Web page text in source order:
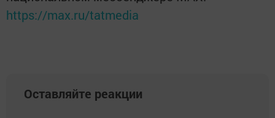
https://max.ru/tatmedia
Оставляйте реакции